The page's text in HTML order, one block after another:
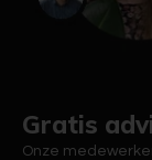
Gratis
Onze